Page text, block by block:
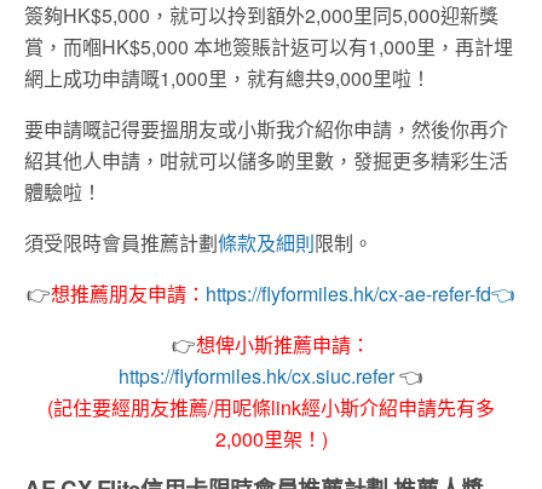
簽夠HK$5,000，就可以拎到額外2,000里同5,000迎新獎
賞，而嗰HK$5,000 本地簽賬計返可以有1,000里，再計埋
網上成功申請嘅1,000里，就有總共9,000里啦！
要申請嘅記得要搵朋友或小斯我介紹你申請，然後你再介
紹其他人申請，咁就可以儲多啲里數，發掘更多精彩生活
體驗啦！
須受限時會員推薦計劃條款及細則限制。
👉想推薦朋友申請： https://flyformiles.hk/cx-ae-refer-fd👈
👉想俾小斯推薦申請：
https://flyformiles.hk/cx.siuc.refer👈
(記住要經朋友推薦/用呢條link經小斯介紹申請先有多
2,000里架！)